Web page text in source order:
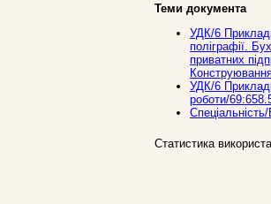
Теми документа
УДК/6
поліграфії.
приватних
УДК/6
роботи/
Статистика